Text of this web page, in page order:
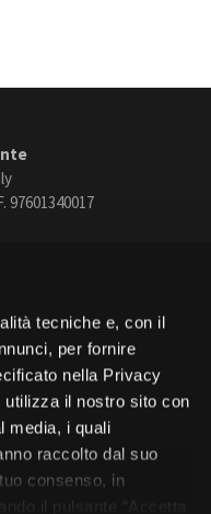
tecniche e, con il
per fornire
nella Privacy
il nostro sito con
media, i quali
raccolto dal suo
consenso, in
il pulsante “Accetta
97601340017